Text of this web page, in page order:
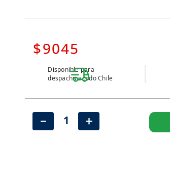
$9045
Disponible para
despacho a todo Chile
＋
－